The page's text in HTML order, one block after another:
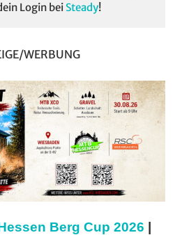
Login bei Steady!
WERBUNG
Berg Cup 2026 |